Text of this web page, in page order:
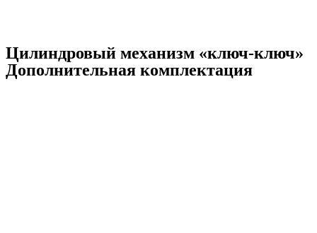
Цилиндровый механизм «ключ-ключ»
Дополнительная комплектация